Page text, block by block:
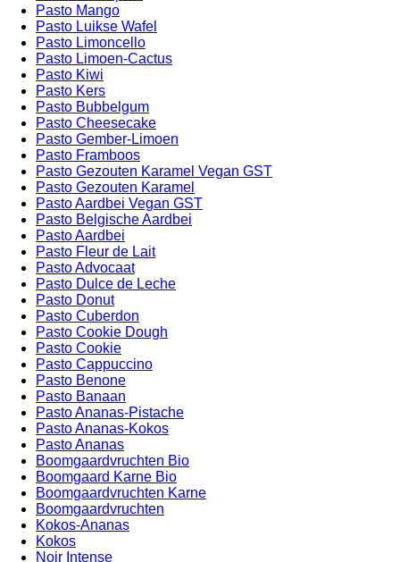
Pasto Mango
Pasto Luikse Wafel
Pasto Limoncello
Pasto Limoen-Cactus
Pasto Kiwi
Pasto Kers
Pasto Bubbelgum
Pasto Cheesecake
Pasto Gember-Limoen
Pasto Framboos
Pasto Gezouten Karamel Vegan GST
Pasto Gezouten Karamel
Pasto Aardbei Vegan GST
Pasto Belgische Aardbei
Pasto Aardbei
Pasto Fleur de Lait
Pasto Advocaat
Pasto Dulce de Leche
Pasto Donut
Pasto Cuberdon
Pasto Cookie Dough
Pasto Cookie
Pasto Cappuccino
Pasto Benone
Pasto Banaan
Pasto Ananas-Pistache
Pasto Ananas-Kokos
Pasto Ananas
Boomgaardvruchten Bio
Boomgaard Karne Bio
Boomgaardvruchten Karne
Boomgaardvruchten
Kokos-Ananas
Kokos
Noir Intense